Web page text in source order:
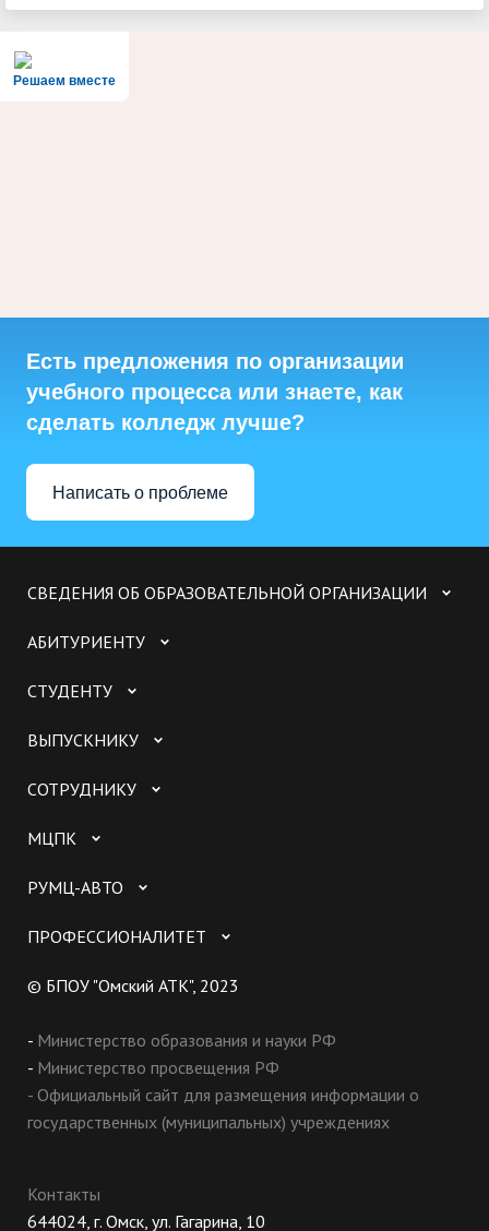
Решаем вместе
Есть предложения по организации
учебного процесса или знаете, как
сделать колледж лучше?
Написать о проблеме
СВЕДЕНИЯ ОБ ОБРАЗОВАТЕЛЬНОЙ ОРГАНИЗАЦИИ
АБИТУРИЕНТУ
СТУДЕНТУ
ВЫПУСКНИКУ
СОТРУДНИКУ
МЦПК
РУМЦ-АВТО
ПРОФЕССИОНАЛИТЕТ
© БПОУ "Омский АТК", 2023
- Министерство образования и науки РФ
- Министерство просвещения РФ
- Официальный сайт для размещения информации о
государственных (муниципальных) учреждениях
Контакты
644024, г. Омск, ул. Гагарина, 10